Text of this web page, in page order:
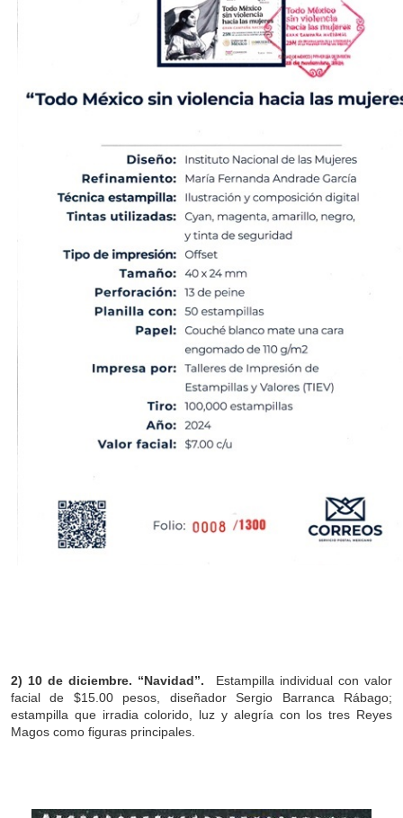
2) 10 de diciembre. “Navidad”. Estampilla individual con valor
facial de $15.00 pesos, diseñador Sergio Barranca Rábago;
estampilla que irradia colorido, luz y alegría con los tres Reyes
Magos como figuras principales.